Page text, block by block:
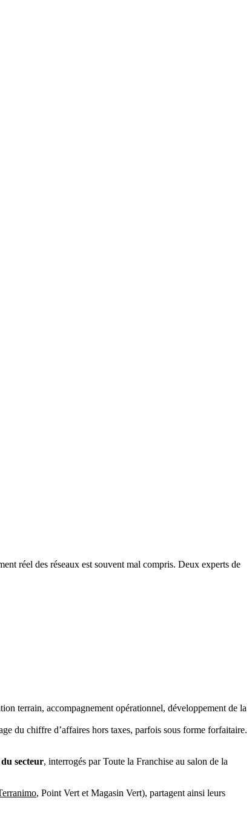
réel des réseaux est souvent mal compris. Deux experts de
terrain, accompagnement opérationnel, développement de la
du chiffre d’affaires hors taxes, parfois sous forme forfaitaire.
secteur, interrogés par Toute la Franchise au salon de la
, Point Vert et Magasin Vert), partagent ainsi leurs